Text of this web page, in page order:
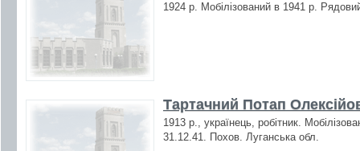
1924 р. Мобілізований в 1941 р.
Тартачний Потап
1913 р., українець, робітник.
31.12.41. Похов. Луганська обл.